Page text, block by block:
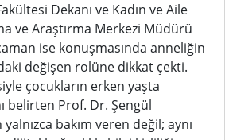
Dekanı ve Kadın ve Aile
ve Araştırma Merkezi Müdürü
ise konuşmasında anneliğin
değişen rolüne dikkat çekti.
çocukların erken yaşta
belirten Prof. Dr. Şengül
bakım veren değil; aynı